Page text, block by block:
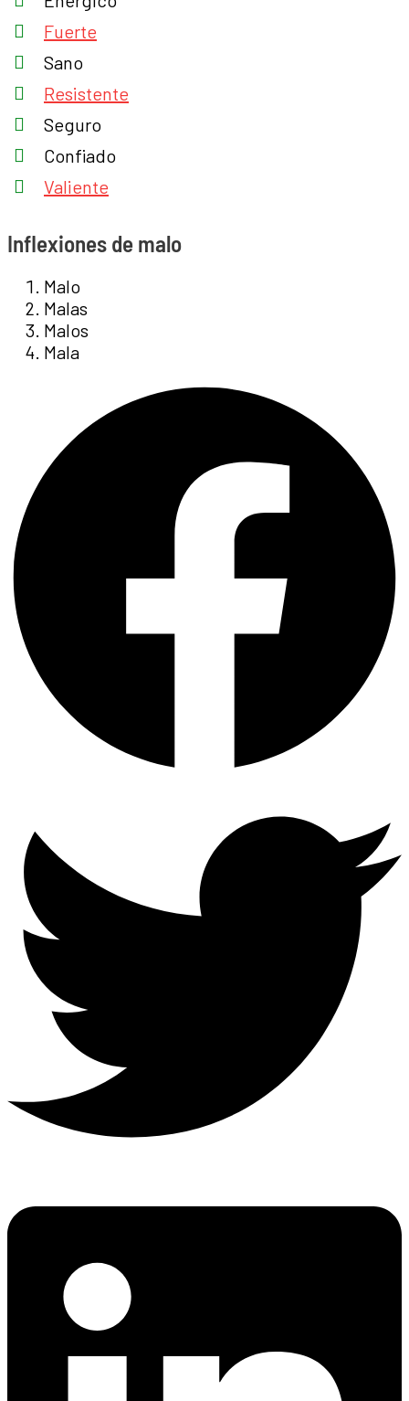
Fuerte
Sano
Resistente
Seguro
Confiado
Valiente
Inflexiones de malo
Malo
Malas
Malos
Mala